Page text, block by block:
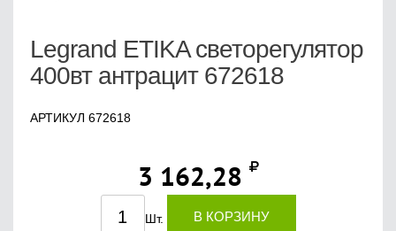
Legrand ETIKA светорегулятор
400вт антрацит 672618
АРТИКУЛ 672618
3 162,28
Шт. В КОРЗИНУ